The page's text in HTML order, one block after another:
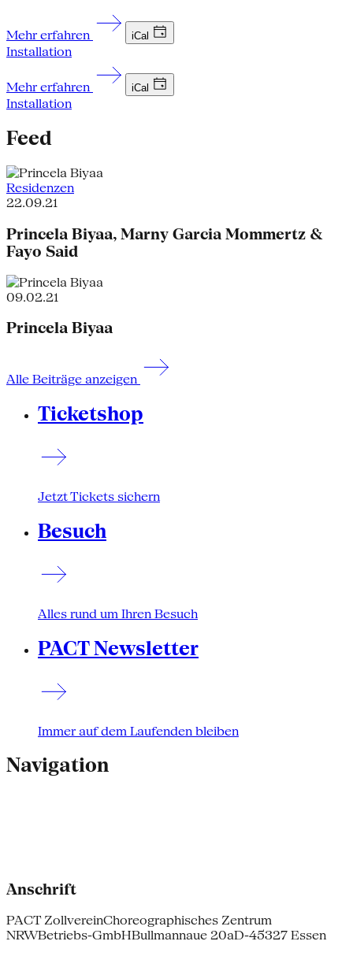
Mehr erfahren iCal
Installation
Mehr erfahren iCal
Installation
Feed
Residenzen
22.09.21
Princela Biyaa, Marny Garcia Mommertz &
Fayo Said
09.02.21
Princela Biyaa
Alle Beiträge anzeigen
Ticketshop
Jetzt Tickets sichern
Besuch
Alles rund um Ihren Besuch
PACT Newsletter
Immer auf dem Laufenden bleiben
Navigation
Anschrift
PACT ZollvereinChoreographisches Zentrum
NRWBetriebs-GmbHBullmannaue 20aD-45327 Essen